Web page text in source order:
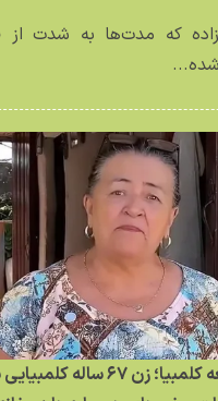
که مدت‌ها به شدت از
ملکه شایعه کلمبیا؛ زن ۶۷ ساله